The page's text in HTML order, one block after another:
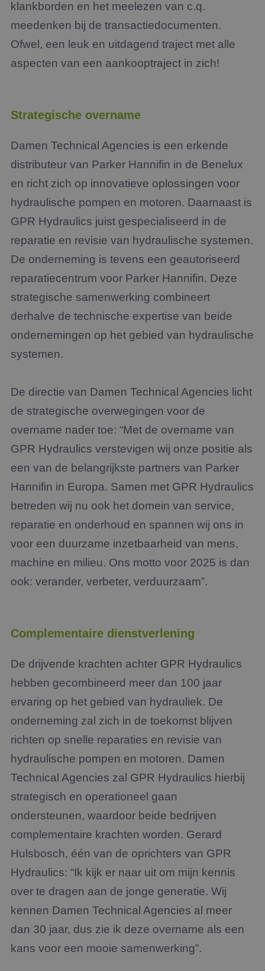
klankborden en het meelezen van c.q.
meedenken bij de transactiedocumenten.
Ofwel, een leuk en uitdagend traject met alle
aspecten van een aankooptraject in zich!
Strategische overname
Damen Technical Agencies is een erkende
distributeur van Parker Hannifin in de Benelux
en richt zich op innovatieve oplossingen voor
hydraulische pompen en motoren. Daarnaast is
GPR Hydraulics juist gespecialiseerd in de
reparatie en revisie van hydraulische systemen.
De onderneming is tevens een geautoriseerd
reparatiecentrum voor Parker Hannifin. Deze
strategische samenwerking combineert
derhalve de technische expertise van beide
ondernemingen op het gebied van hydraulische
systemen.
De directie van Damen Technical Agencies licht
de strategische overwegingen voor de
overname nader toe: “Met de overname van
GPR Hydraulics verstevigen wij onze positie als
een van de belangrijkste partners van Parker
Hannifin in Europa. Samen met GPR Hydraulics
betreden wij nu ook het domein van service,
reparatie en onderhoud en spannen wij ons in
voor een duurzame inzetbaarheid van mens,
machine en milieu. Ons motto voor 2025 is dan
ook: verander, verbeter, verduurzaam”.
Complementaire dienstverlening
De drijvende krachten achter GPR Hydraulics
hebben gecombineerd meer dan 100 jaar
ervaring op het gebied van hydrauliek. De
onderneming zal zich in de toekomst blijven
richten op snelle reparaties en revisie van
hydraulische pompen en motoren. Damen
Technical Agencies zal GPR Hydraulics hierbij
strategisch en operationeel gaan
ondersteunen, waardoor beide bedrijven
complementaire krachten worden. Gerard
Hulsbosch, één van de oprichters van GPR
Hydraulics: “Ik kijk er naar uit om mijn kennis
over te dragen aan de jonge generatie. Wij
kennen Damen Technical Agencies al meer
dan 30 jaar, dus zie ik deze overname als een
kans voor een mooie samenwerking”.